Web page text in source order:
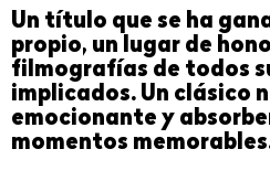
Un título que se ha
propio, un lugar de
filmografías de todos
implicados. Un clásico
emocionante y
momentos